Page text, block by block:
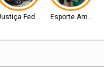
Federal Esporte Amador